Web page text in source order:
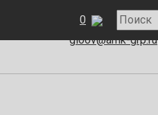
0
148-38-24
gloov@amk-grp.ru